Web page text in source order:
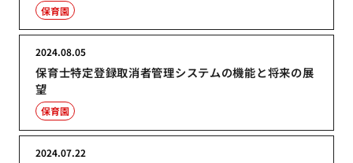
保育園
保育士特定登録取消者管理システムの機能と将来の展
望
2024.08.05
保育園
2024.07.22